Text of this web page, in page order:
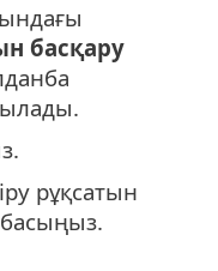
басқару
рұқсатын